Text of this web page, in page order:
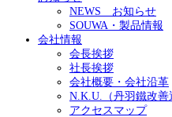
NEWS お知らせ
SOUWA・製品情報
会社情報
会長挨拶
社長挨拶
会社概要・会社沿革
N.K.U.（丹羽鐵改善
アクセスマップ